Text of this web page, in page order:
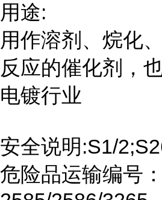
用途:
用作溶剂、烷化
反应的催化剂，
电镀行业
安全说明:S1/
危险品运输编号